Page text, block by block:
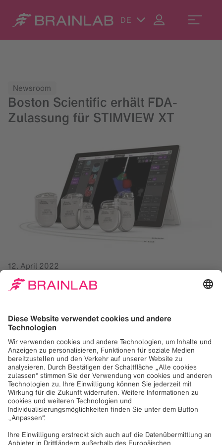
DE
Newsroom
Boston Scientific erhält FDA-
Zulassung für STIMVIEW XT
12. April 2022
Boston Scientific, ein weltweit führendes Unternehmen im
Bereich der Medizintechnik, erhielt die FDA-Zulassung für
Vercise Neural Navigator mit STIMVIEW XT. STIMVIEW XT
wurde in Zusammenarbeit mit Brainlab entwickelt und
ermöglicht medizinischem Fachpersonal die Platzierung
von Elektroden und die Stimulationsmodellierung der
Hirnanatomie zu visualisieren.
„Das Krankheitsbild Parkinson oder essentieller Tremor
äußert sich je nach Patient sehr individuell, daher sollte
auch die Behandlung auf den jeweiligen Patienten
zugeschnitten sein“, so Maulik Nanavaty, Senior Vice
Technologien ermöglichen es Ärzten, die Tiefe Hirn